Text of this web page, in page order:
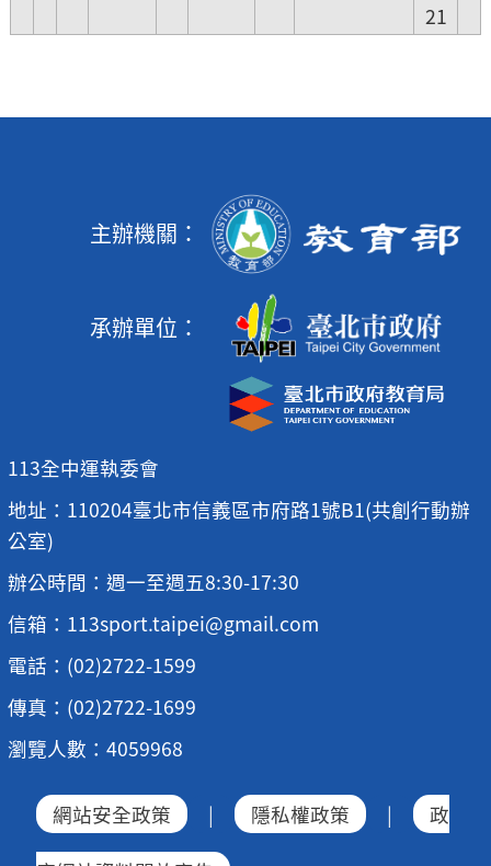
21
主辦機關：
承辦單位：
113全中運執委會
地址：110204臺北市信義區市府路1號B1(共創行動辦
公室)
辦公時間：週一至週五8:30-17:30
信箱：113sport.taipei@gmail.com
電話：(02)2722-1599
傳真：(02)2722-1699
瀏覽人數：4059968
網站安全政策 | 隱私權政策 | 政